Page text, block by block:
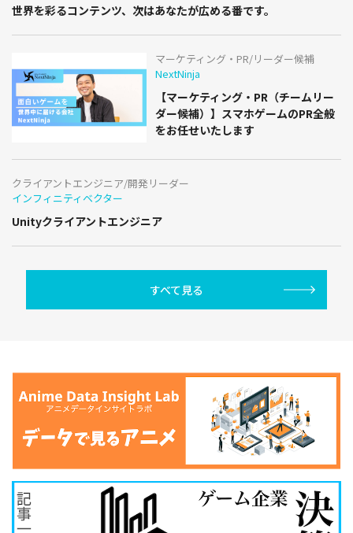
世界を彩るコンテンツ、次はあなたが広める番です。
マーケティング・PR/リーダー候補
NextNinja
【マーケティング・PR（チームリー
ダー候補）】スマホゲームのPR全般
をお任せいたします
クライアントエンジニア/開発リーダー
インフィニティベクター
Unityクライアントエンジニア
すべて見る